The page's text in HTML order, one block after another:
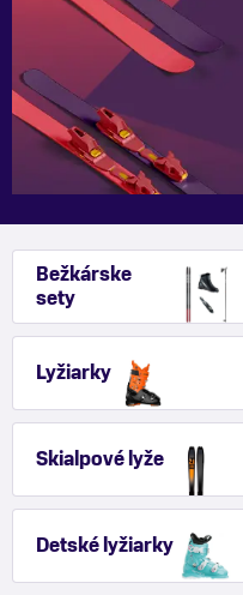
Bežkárske
sety
Lyžiarky
Skialpové lyže
Detské lyžiarky